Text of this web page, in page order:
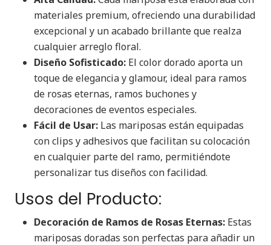
materiales premium, ofreciendo una durabilidad
excepcional y un acabado brillante que realza
cualquier arreglo floral.
Diseño Sofisticado: El color dorado aporta un
toque de elegancia y glamour, ideal para ramos
de rosas eternas, ramos buchones y
decoraciones de eventos especiales.
Fácil de Usar: Las mariposas están equipadas
con clips y adhesivos que facilitan su colocación
en cualquier parte del ramo, permitiéndote
personalizar tus diseños con facilidad.
Usos del Producto:
Decoración de Ramos de Rosas Eternas: Estas
mariposas doradas son perfectas para añadir un